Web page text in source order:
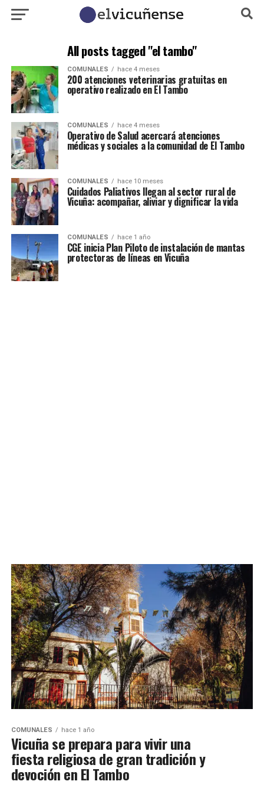
All posts tagged "el tambo"
COMUNALES hace 4 meses
200 atenciones veterinarias gratuitas en
operativo realizado en El Tambo
COMUNALES hace 4 meses
Operativo de Salud acercará atenciones
médicas y sociales a la comunidad de El Tambo
COMUNALES hace 10 meses
Cuidados Paliativos llegan al sector rural de
Vicuña: acompañar, aliviar y dignificar la vida
COMUNALES hace 1 año
CGE inicia Plan Piloto de instalación de mantas
protectoras de líneas en Vicuña
COMUNALES hace 1 año
Vicuña se prepara para vivir una
fiesta religiosa de gran tradición y
devoción en El Tambo